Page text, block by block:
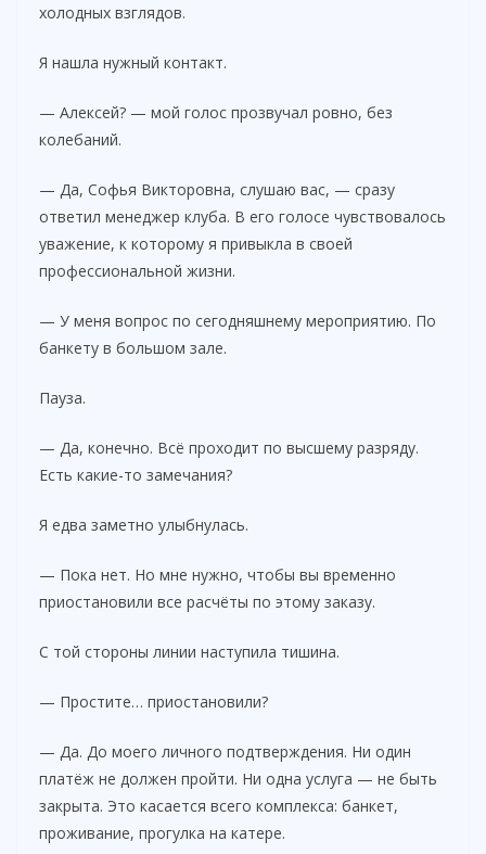
холодных взглядов.
Я нашла нужный контакт.
— Алексей? — мой голос прозвучал ровно, без
колебаний.
— Да, Софья Викторовна, слушаю вас, — сразу
ответил менеджер клуба. В его голосе чувствовалось
уважение, к которому я привыкла в своей
профессиональной жизни.
— У меня вопрос по сегодняшнему мероприятию. По
банкету в большом зале.
Пауза.
— Да, конечно. Всё проходит по высшему разряду.
Есть какие-то замечания?
Я едва заметно улыбнулась.
— Пока нет. Но мне нужно, чтобы вы временно
приостановили все расчёты по этому заказу.
С той стороны линии наступила тишина.
— Простите… приостановили?
— Да. До моего личного подтверждения. Ни один
платёж не должен пройти. Ни одна услуга — не быть
закрыта. Это касается всего комплекса: банкет,
проживание, прогулка на катере.